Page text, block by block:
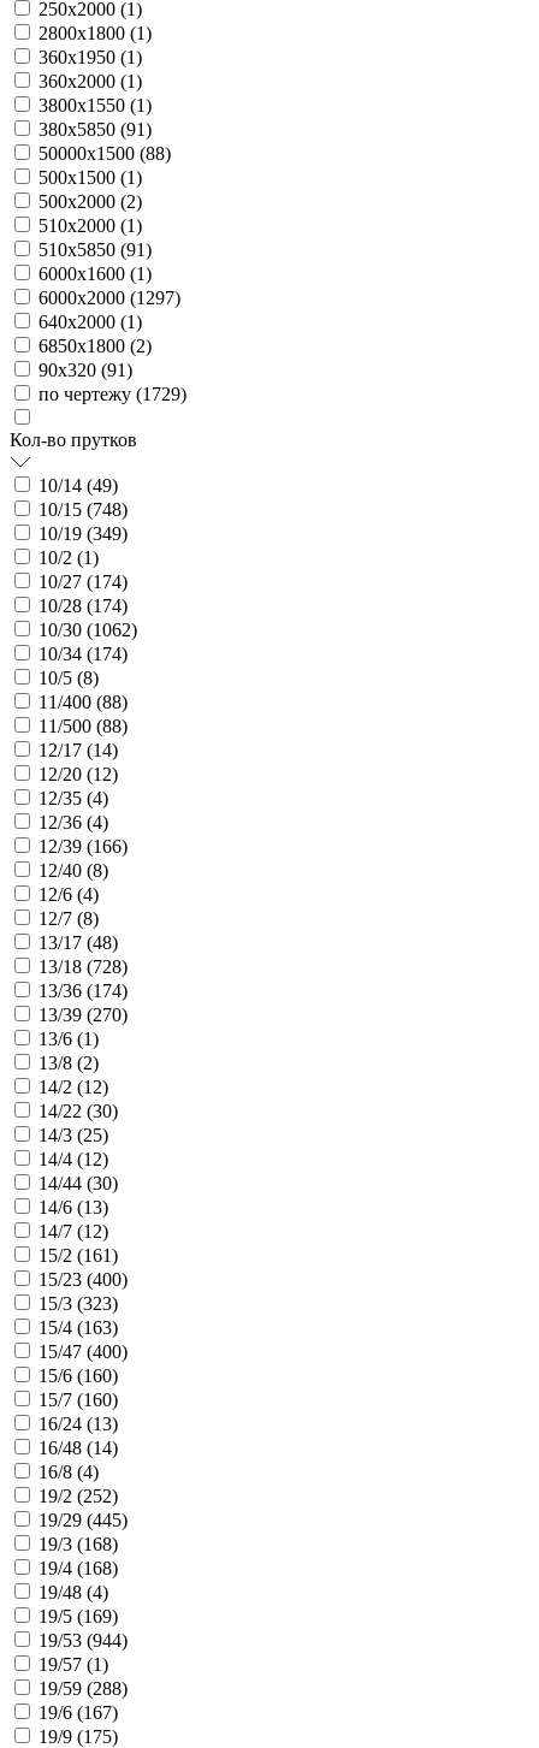
250х2000 (1)
2800х1800 (1)
360х1950 (1)
360х2000 (1)
3800х1550 (1)
380х5850 (91)
50000х1500 (88)
500х1500 (1)
500х2000 (2)
510х2000 (1)
510х5850 (91)
6000х1600 (1)
6000х2000 (1297)
640х2000 (1)
6850х1800 (2)
90х320 (91)
по чертежу (1729)
Кол-во прутков
10/14 (49)
10/15 (748)
10/19 (349)
10/2 (1)
10/27 (174)
10/28 (174)
10/30 (1062)
10/34 (174)
10/5 (8)
11/400 (88)
11/500 (88)
12/17 (14)
12/20 (12)
12/35 (4)
12/36 (4)
12/39 (166)
12/40 (8)
12/6 (4)
12/7 (8)
13/17 (48)
13/18 (728)
13/36 (174)
13/39 (270)
13/6 (1)
13/8 (2)
14/2 (12)
14/22 (30)
14/3 (25)
14/4 (12)
14/44 (30)
14/6 (13)
14/7 (12)
15/2 (161)
15/23 (400)
15/3 (323)
15/4 (163)
15/47 (400)
15/6 (160)
15/7 (160)
16/24 (13)
16/48 (14)
16/8 (4)
19/2 (252)
19/29 (445)
19/3 (168)
19/4 (168)
19/48 (4)
19/5 (169)
19/53 (944)
19/57 (1)
19/59 (288)
19/6 (167)
19/9 (175)